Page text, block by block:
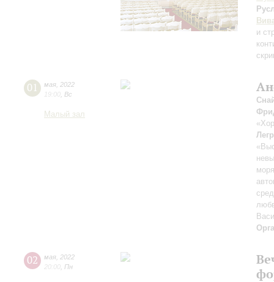
и
01 мая 2022
19:00 Вс
Малый зал
02 мая 2022
20:00 Пн